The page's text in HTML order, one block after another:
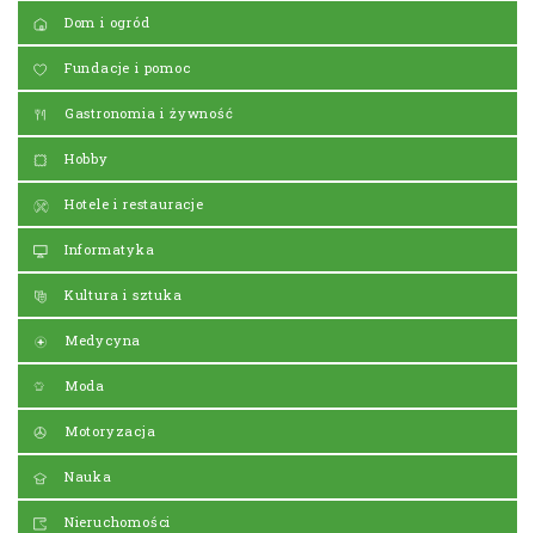
Dom i ogród
Fundacje i pomoc
Gastronomia i żywność
Hobby
Hotele i restauracje
Informatyka
Kultura i sztuka
Medycyna
Moda
Motoryzacja
Nauka
Nieruchomości